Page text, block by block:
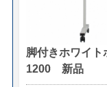
脚付きホワイ
1200 新品